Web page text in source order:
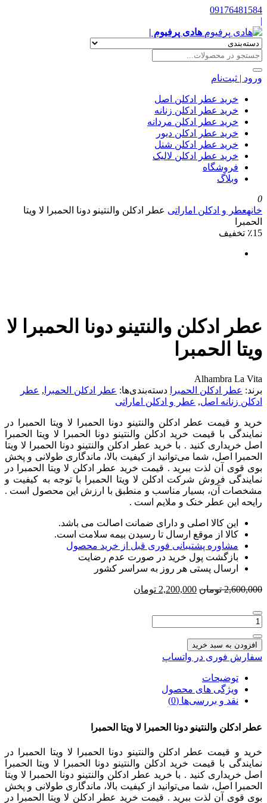
09176481584
|
هادی پرفیوم |
ورود | ثبت‌نام
خرید عطر ادکلن اصل
خرید عطر ادکلن زنانه
خرید عطر ادکلن مردانه
خرید عطر ادکلن دیور
خرید عطر ادکلن شنل
خرید عطر ادکلن لالیک
فروشگاه
وبلاگ
0
خانهعطر و ادکلن اماراتی عطر ادکلن والنتینو دونا الحمبرا لا ویتا
الحمبرا
٪15 تخفیف
عطر ادکلن والنتینو دونا الحمبرا لا
ویتا الحمبرا
Alhambra La Vita
برند: عطر ادکلن الحمبرا دسته‌بندی‌ها: عطر ادکلن الحمبرا , عطر
ادکلن زنانه اصل, عطر و ادکلن اماراتی
خرید و قیمت عطر ادکلن والنتینو دونا الحمبرا لا ویتا الحمبرا در
نمایندگی با قیمت خرید ادکلن والنتینو دونا الحمبرا لا ویتا الحمبرا
اصل خریداری کنید . با خرید عطر ادکلن والنتینو دونا الحمبرا لا ویتا
الحمبرا اصل، شما می‌توانید از کیفیت بالا، ماندگاری طولانی و پخش
بوی قوی آن لذت ببرید . قیمت خرید عطر ادکلن لا ویتا الحمبرا در
نمایندگی فروش شرکت ادکلن لا ویتا الحمبرا با توجه به کیفیت و
مشخصات آن، بسیار مناسب و منطبق با ارزش این محصول است .
رایحه این عطر خنک و ملایم است .
این کالا اصلی و دارای ضمانت اصالت می باشد.
کالا از موقع ارسال تا رسیدن بیمه سلامت است.
مشاوره پشتیبانی فوری قبل از خرید محصول
بازگشت پول خرید در صورت عدم رضایت
ارسال پستی هر روز به سراسر کشور
2,600,000 تومان قیمت
2,200,000 تومان
تعداد:
ادکلن
والنتینو
الحمبرا
افزودن به سبد خرید
سفارش فوری در واتساپ
توضیحات
ویژگی های محصول
نقد و بررسی‌ها (0)
عطر ادکلن والنتینو دونا الحمبرا لا ویتا الحمبرا
خرید و قیمت عطر ادکلن والنتینو دونا الحمبرا لا ویتا الحمبرا در
نمایندگی با قیمت خرید ادکلن والنتینو دونا الحمبرا لا ویتا الحمبرا
اصل خریداری کنید . با خرید عطر ادکلن والنتینو دونا الحمبرا لا ویتا
الحمبرا اصل، شما می‌توانید از کیفیت بالا، ماندگاری طولانی و پخش
بوی قوی آن لذت ببرید . قیمت خرید عطر ادکلن لا ویتا الحمبرا در